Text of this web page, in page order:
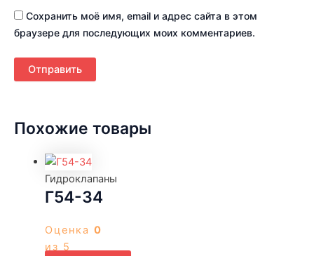
Сохранить моё имя, email и адрес сайта в этом
браузере для последующих моих комментариев.
Похожие товары
Гидроклапаны
Г54-34
Оценка 0
из 5